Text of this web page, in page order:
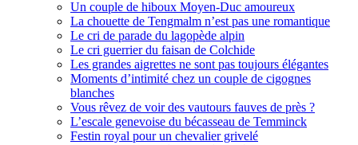
Un couple de hiboux Moyen-Duc amoureux
La chouette de Tengmalm n’est pas une romantique
Le cri de parade du lagopède alpin
Le cri guerrier du faisan de Colchide
Les grandes aigrettes ne sont pas toujours élégantes
Moments d’intimité chez un couple de cigognes
blanches
Vous rêvez de voir des vautours fauves de près ?
L’escale genevoise du bécasseau de Temminck
Festin royal pour un chevalier grivelé